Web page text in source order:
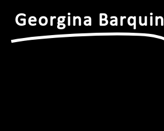
Georgina Barquin